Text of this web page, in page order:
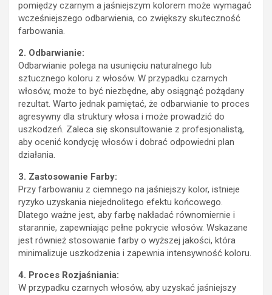
pomiędzy czarnym a jaśniejszym kolorem może wymagać
wcześniejszego odbarwienia, co zwiększy skuteczność
farbowania.
2. Odbarwianie:
Odbarwianie polega na usunięciu naturalnego lub
sztucznego koloru z włosów. W przypadku czarnych
włosów, może to być niezbędne, aby osiągnąć pożądany
rezultat. Warto jednak pamiętać, że odbarwianie to proces
agresywny dla struktury włosa i może prowadzić do
uszkodzeń. Zaleca się skonsultowanie z profesjonalistą,
aby ocenić kondycję włosów i dobrać odpowiedni plan
działania.
3. Zastosowanie Farby:
Przy farbowaniu z ciemnego na jaśniejszy kolor, istnieje
ryzyko uzyskania niejednolitego efektu końcowego.
Dlatego ważne jest, aby farbę nakładać równomiernie i
starannie, zapewniając pełne pokrycie włosów. Wskazane
jest również stosowanie farby o wyższej jakości, która
minimalizuje uszkodzenia i zapewnia intensywność koloru.
4. Proces Rozjaśniania:
W przypadku czarnych włosów, aby uzyskać jaśniejszy